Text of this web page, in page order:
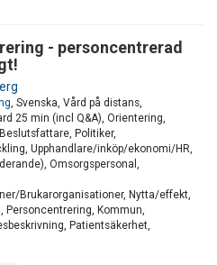
- personcentrerad
, Svenska, Vård på distans,
25 min (incl Q&A), Orientering,
Politiker,
Upphandlare/inköp/ekonomi/HR,
Omsorgspersonal,
Brukarorganisationer, Nytta/effekt,
Personcentrering, Kommun,
Patientsäkerhet,